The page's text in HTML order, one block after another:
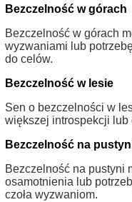
Bezczelność w górach
Bezczelność w górach
wyzwaniami lub
do celów.
Bezczelność w lesie
Sen o bezczelności w
większej introspekcji lub
Bezczelność na
Bezczelność na pustyni
osamotnienia lub
czoła wyzwaniom.